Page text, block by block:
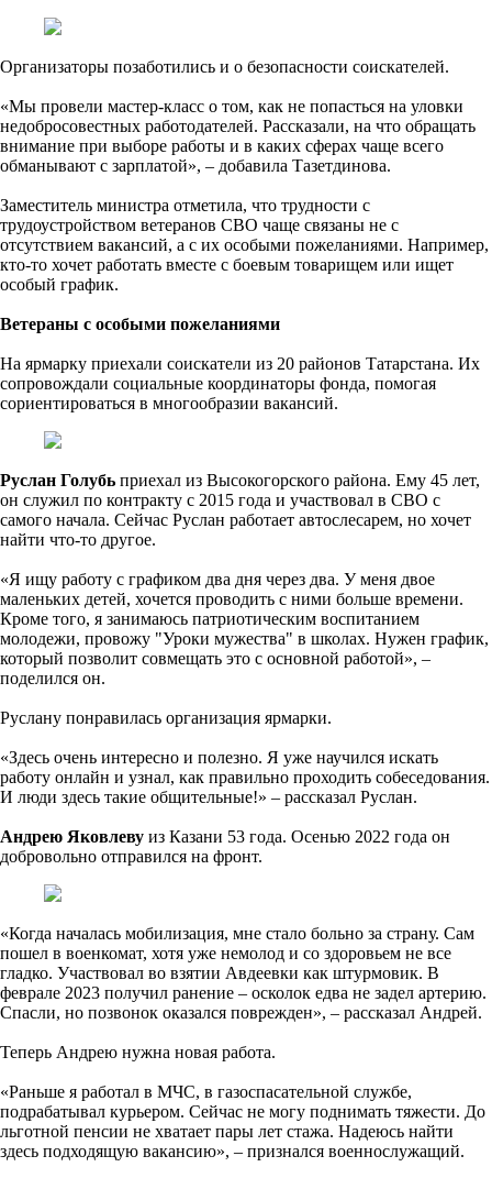
Организаторы позаботились и о безопасности соискателей.
«Мы провели мастер-класс о том, как не попасться на уловки
недобросовестных работодателей. Рассказали, на что обращать
внимание при выборе работы и в каких сферах чаще всего
обманывают с зарплатой», – добавила Тазетдинова.
Заместитель министра отметила, что трудности с
трудоустройством ветеранов СВО чаще связаны не с
отсутствием вакансий, а с их особыми пожеланиями. Например,
кто-то хочет работать вместе с боевым товарищем или ищет
особый график.
Ветераны с особыми пожеланиями
На ярмарку приехали соискатели из 20 районов Татарстана. Их
сопровождали социальные координаторы фонда, помогая
сориентироваться в многообразии вакансий.
Руслан Голубь приехал из Высокогорского района. Ему 45 лет,
он служил по контракту с 2015 года и участвовал в СВО с
самого начала. Сейчас Руслан работает автослесарем, но хочет
найти что-то другое.
«Я ищу работу с графиком два дня через два. У меня двое
маленьких детей, хочется проводить с ними больше времени.
Кроме того, я занимаюсь патриотическим воспитанием
молодежи, провожу "Уроки мужества" в школах. Нужен график,
который позволит совмещать это с основной работой», –
поделился он.
Руслану понравилась организация ярмарки.
«Здесь очень интересно и полезно. Я уже научился искать
работу онлайн и узнал, как правильно проходить собеседования.
И люди здесь такие общительные!» – рассказал Руслан.
Андрею Яковлеву из Казани 53 года. Осенью 2022 года он
добровольно отправился на фронт.
«Когда началась мобилизация, мне стало больно за страну. Сам
пошел в военкомат, хотя уже немолод и со здоровьем не все
гладко. Участвовал во взятии Авдеевки как штурмовик. В
феврале 2023 получил ранение – осколок едва не задел артерию.
Спасли, но позвонок оказался поврежден», – рассказал Андрей.
Теперь Андрею нужна новая работа.
«Раньше я работал в МЧС, в газоспасательной службе,
подрабатывал курьером. Сейчас не могу поднимать тяжести. До
льготной пенсии не хватает пары лет стажа. Надеюсь найти
здесь подходящую вакансию», – признался военнослужащий.